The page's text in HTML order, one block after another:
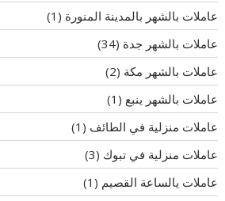
عاملات بالشهر بالمدينة المنورة (1)
عاملات بالشهر جدة (34)
عاملات بالشهر مكة (2)
عاملات بالشهر ينبع (1)
عاملات منزلية في الطائف (1)
عاملات منزلية في تبوك (3)
عاملات يالساعة القصيم (1)